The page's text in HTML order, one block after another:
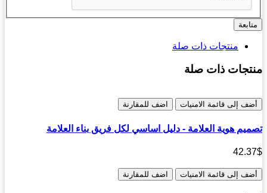
منتجات ذات صلة
ذات صلة
إلى قائمة الامنيات اضف للمقارنة
هوية العلامة - دليل اساسي لكل فريق بناء العلامة
إلى قائمة الامنيات اضف للمقارنة